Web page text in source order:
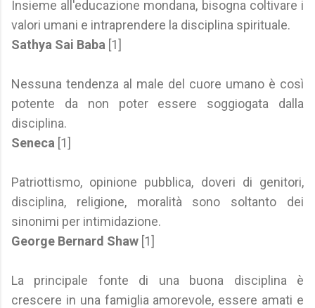
Insieme all'educazione mondana, bisogna coltivare i
valori umani e intraprendere la disciplina spirituale.
Sathya Sai Baba [1]
Nessuna tendenza al male del cuore umano è così
potente da non poter essere soggiogata dalla
disciplina.
Seneca [1]
Patriottismo, opinione pubblica, doveri di genitori,
disciplina, religione, moralità sono soltanto dei
sinonimi per intimidazione.
George Bernard Shaw [1]
La principale fonte di una buona disciplina è
crescere in una famiglia amorevole, essere amati e